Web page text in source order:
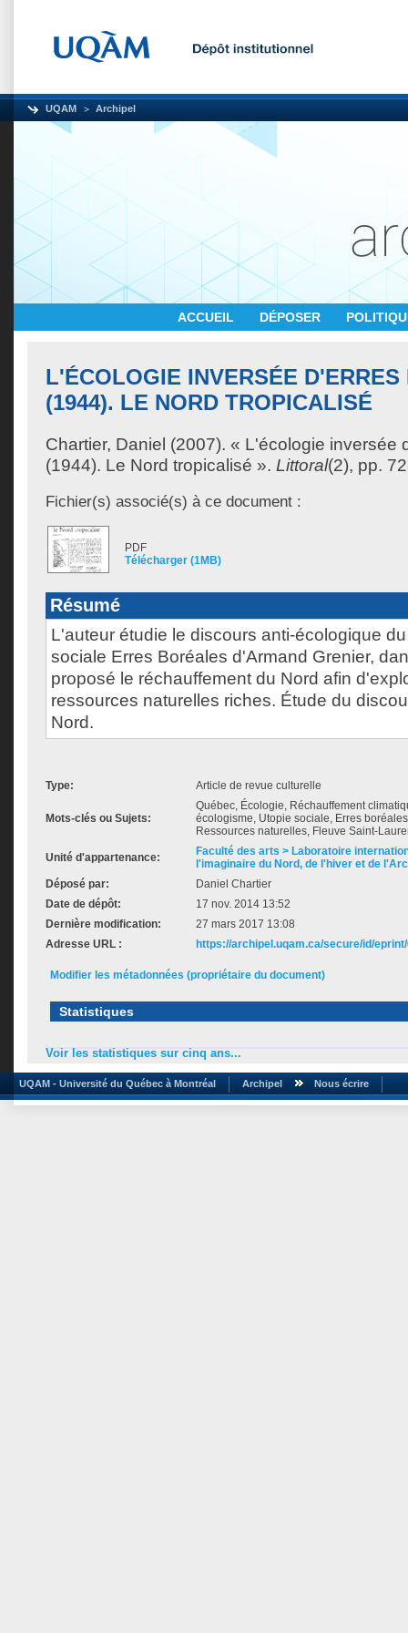
UQAM Archipel
ACCUEIL DÉPOSER
L'ÉCOLOGIE INVERSÉE
(1944). LE NORD TROPICALISÉ
Chartier, Daniel (2007). « L'écologie inversée
(1944). Le Nord tropicalisé ». Littoral(2), pp.
Fichier(s) associé(s) à ce document :
PDF
Télécharger (1MB)
Résumé
L'auteur étudie le discours anti-écologique
sociale Erres Boréales d'Armand Grenier,
proposé le réchauffement du Nord afin
ressources naturelles riches. Étude du
Nord.
Type: Article de revue culturelle
Mots-clés ou Sujets:
Québec, Écologie, Réchauffement
écologisme, Utopie sociale, Erres
Ressources naturelles, Fleuve Saint-
Unité d'appartenance:
Faculté des arts > Laboratoire
l'imaginaire du Nord, de l'hiver et de
Déposé par:
Daniel Chartier
Date de dépôt:
17 nov. 2014 13:52
Dernière modification:
27 mars 2017 13:08
Adresse URL :
https://archipel.uqam.ca/secure/id/
Modifier les métadonnées (propriétaire du document)
Statistiques
Voir les statistiques sur cinq ans...
UQAM - Université du Québec à Montréal Archipel Nous écrire